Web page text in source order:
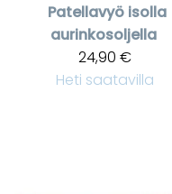
Patellavyö isolla
aurinkosoljella
24,90 €
Heti saatavilla